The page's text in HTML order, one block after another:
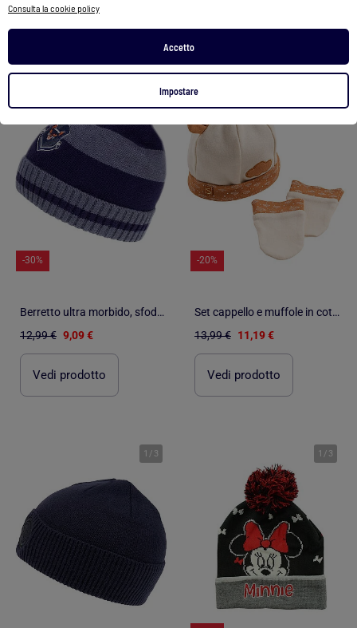
Consulta la cookie policy
Accetto
Impostare
2 colori
-30%
Berretto ultra morbido, sfoderato unisex bambino Isotoner
12,99 € 9,09 €
Vedi prodotto
-20%
Set cappello e muffole in cotone per - SAUTHON
13,99 € 11,19 €
Vedi prodotto
1 / 3 1 / 3